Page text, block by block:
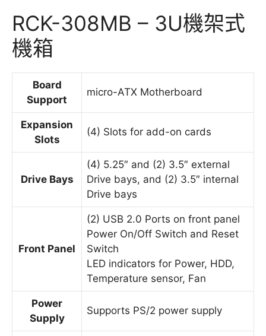
RCK-308MB – 3U機架式
機箱
Board
Support
micro-ATX Motherboard
Expansion
Slots
(4) Slots for add-on cards
Drive Bays
(4) 5.25″ and (2) 3.5″ external
Drive bays, and (2) 3.5″ internal
Drive bays
Front Panel
(2) USB 2.0 Ports on front panel
Power On/Off Switch and Reset
Switch
LED indicators for Power, HDD,
Temperature sensor, Fan
Power
Supply
Supports PS/2 power supply